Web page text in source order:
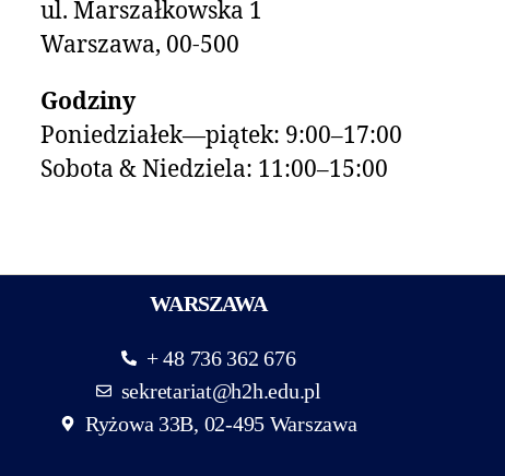
ul. Marszałkowska 1
Warszawa, 00-500
Godziny
Poniedziałek—piątek: 9:00–17:00
Sobota & Niedziela: 11:00–15:00
WARSZAWA
+ 48 736 362 676
sekretariat@h2h.edu.pl
Ryżowa 33B, 02-495 Warszawa